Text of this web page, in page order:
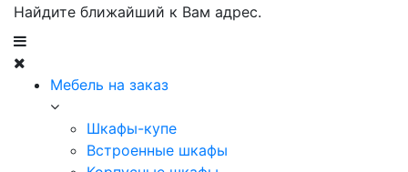
Найдите ближайший к Вам адрес.
Мебель на заказ
Шкафы-купе
Встроенные шкафы